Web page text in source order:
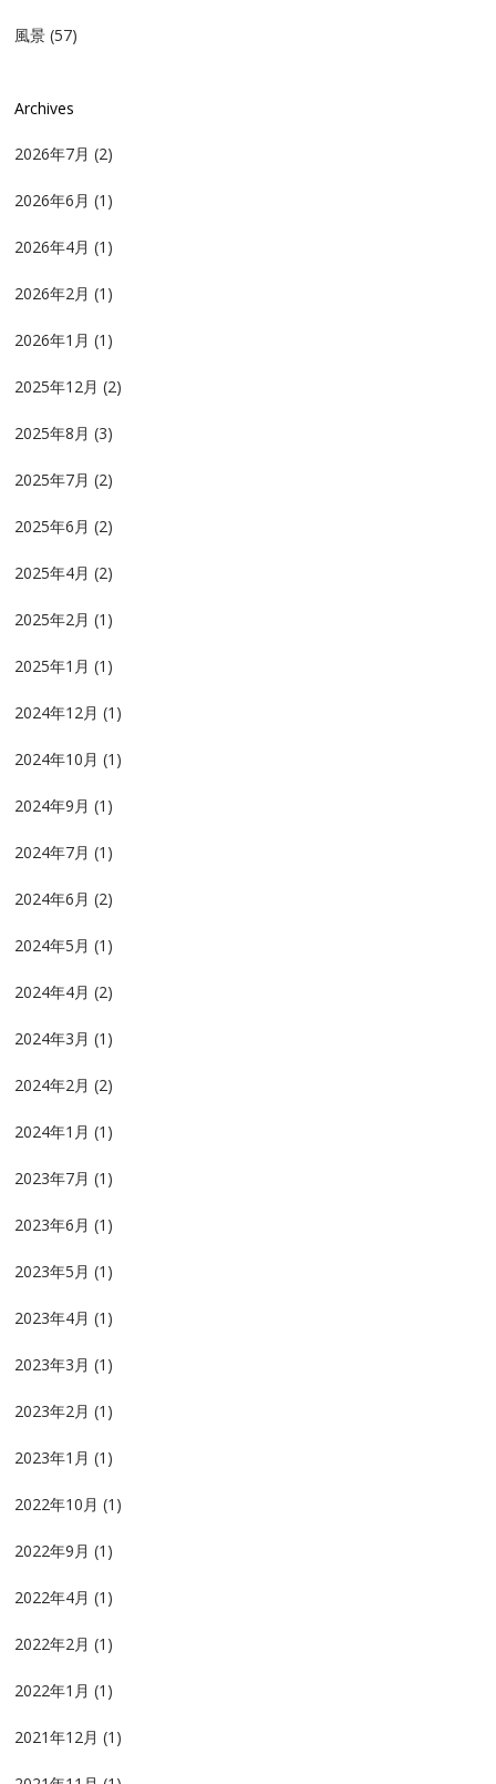
風景 (57)
Archives
2026年7月 (2)
2026年6月 (1)
2026年4月 (1)
2026年2月 (1)
2026年1月 (1)
2025年12月 (2)
2025年8月 (3)
2025年7月 (2)
2025年6月 (2)
2025年4月 (2)
2025年2月 (1)
2025年1月 (1)
2024年12月 (1)
2024年10月 (1)
2024年9月 (1)
2024年7月 (1)
2024年6月 (2)
2024年5月 (1)
2024年4月 (2)
2024年3月 (1)
2024年2月 (2)
2024年1月 (1)
2023年7月 (1)
2023年6月 (1)
2023年5月 (1)
2023年4月 (1)
2023年3月 (1)
2023年2月 (1)
2023年1月 (1)
2022年10月 (1)
2022年9月 (1)
2022年4月 (1)
2022年2月 (1)
2022年1月 (1)
2021年12月 (1)